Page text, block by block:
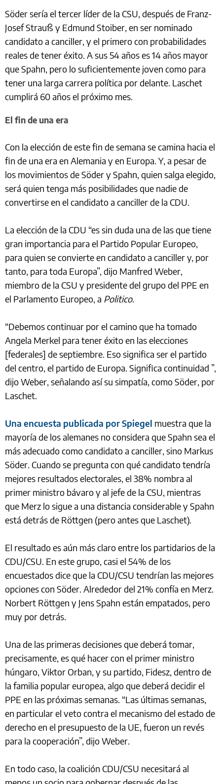
Söder sería el tercer líder de la CSU, después de Franz-
Josef Strauß y Edmund Stoiber, en ser nominado
candidato a canciller, y el primero con probabilidades
reales de tener éxito. A sus 54 años es 14 años mayor
que Spahn, pero lo suficientemente joven como para
tener una larga carrera política por delante. Laschet
cumplirá 60 años el próximo mes.
El fin de una era
Con la elección de este fin de semana se camina hacia el
fin de una era en Alemania y en Europa. Y, a pesar de
los movimientos de Söder y Spahn, quien salga elegido,
será quien tenga más posibilidades que nadie de
convertirse en el candidato a canciller de la CDU.
La elección de la CDU “es sin duda una de las que tiene
gran importancia para el Partido Popular Europeo,
para quien se convierte en candidato a canciller y, por
tanto, para toda Europa”, dijo Manfred Weber,
miembro de la CSU y presidente del grupo del PPE en
el Parlamento Europeo, a Politico.
“Debemos continuar por el camino que ha tomado
Angela Merkel para tener éxito en las elecciones
[federales] de septiembre. Eso significa ser el partido
del centro, el partido de Europa. Significa continuidad ”,
dijo Weber, señalando así su simpatía, como Söder, por
Laschet.
Una encuesta publicada por Spiegel muestra que la
mayoría de los alemanes no considera que Spahn sea el
más adecuado como candidato a canciller, sino Markus
Söder. Cuando se pregunta con qué candidato tendría
mejores resultados electorales, el 38% nombra al
primer ministro bávaro y al jefe de la CSU, mientras
que Merz lo sigue a una distancia considerable y Spahn
está detrás de Röttgen (pero antes que Laschet).
El resultado es aún más claro entre los partidarios de la
CDU/CSU. En este grupo, casi el 54% de los
encuestados dice que la CDU/CSU tendrían las mejores
opciones con Söder. Alrededor del 21% confía en Merz.
Norbert Röttgen y Jens Spahn están empatados, pero
muy por detrás.
Una de las primeras decisiones que deberá tomar,
precisamente, es qué hacer con el primer ministro
húngaro, Viktor Orban, y su partido, Fidesz, dentro de
la familia popular europea, algo que deberá decidir el
PPE en las próximas semanas. “Las últimas semanas,
en particular el veto contra el mecanismo del estado de
derecho en el presupuesto de la UE, fueron un revés
para la cooperación”, dijo Weber.
En todo caso, la coalición CDU/CSU necesitará al